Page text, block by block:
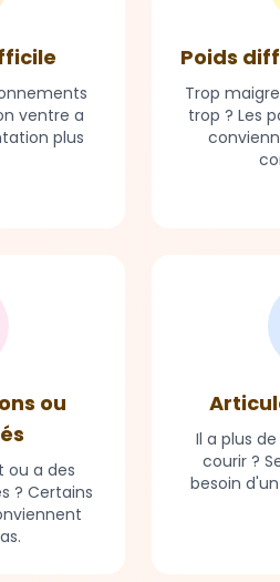
ventre a
plus
Poids
Trop
trop ? Les
ou
ou a des
? Certains
Il a plus
courir ?
besoin